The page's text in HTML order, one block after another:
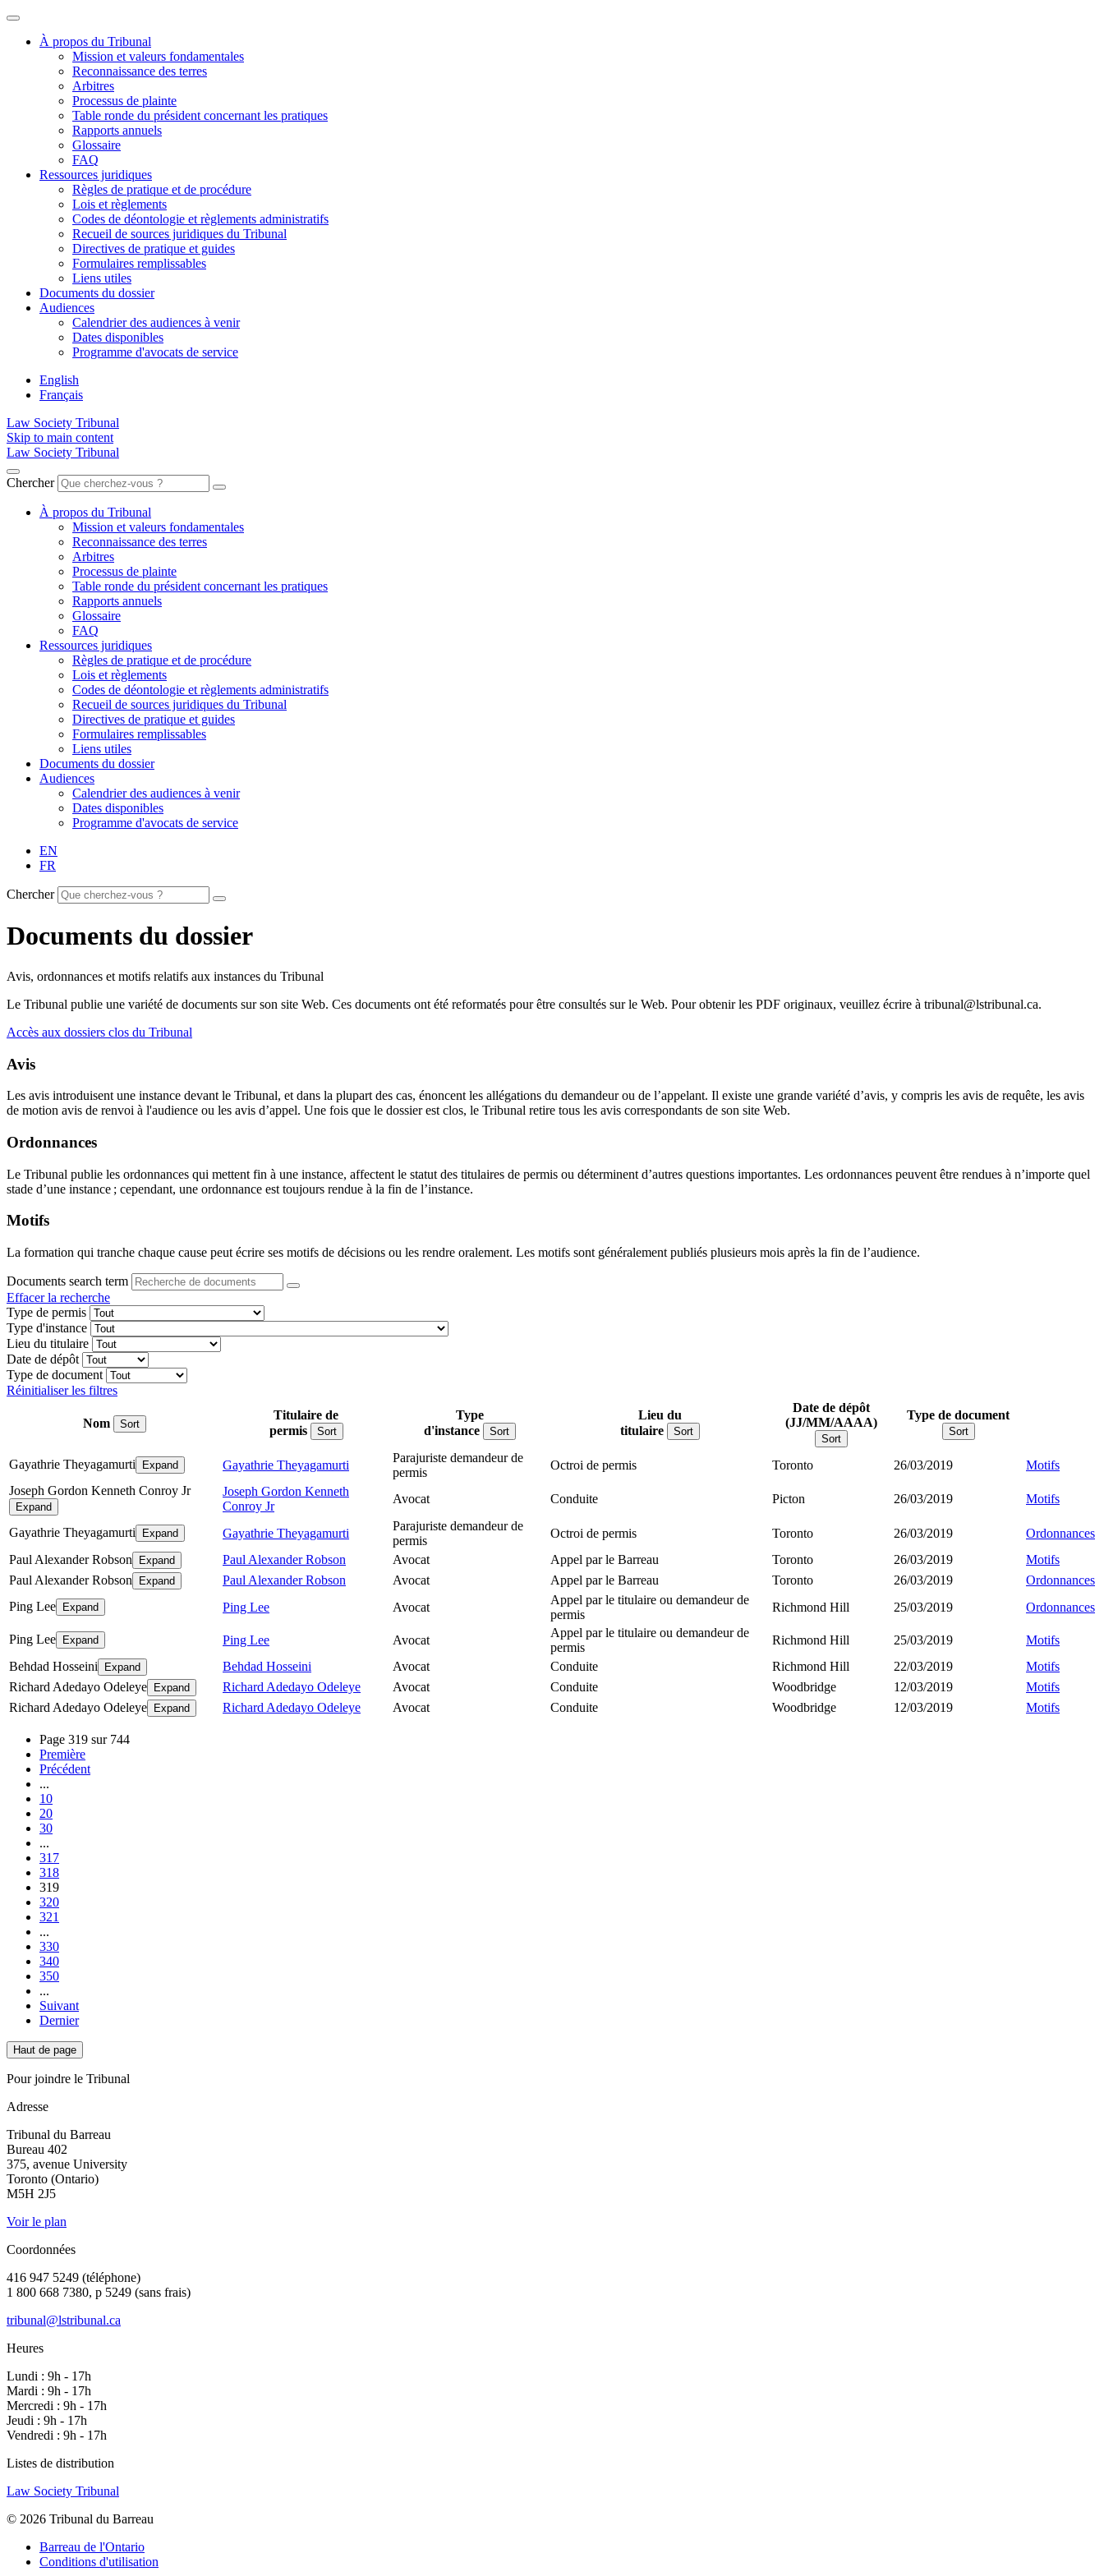
À propos du Tribunal
Mission et valeurs fondamentales
Reconnaissance des terres
Arbitres
Processus de plainte
Table ronde du président concernant les pratiques
Rapports annuels
Glossaire
FAQ
Ressources juridiques
Règles de pratique et de procédure
Lois et règlements
Codes de déontologie et règlements administratifs
Recueil de sources juridiques du Tribunal
Directives de pratique et guides
Formulaires remplissables
Liens utiles
Documents du dossier
Audiences
Calendrier des audiences à venir
Dates disponibles
Programme d'avocats de service
English
Français
Law Society Tribunal
Skip to main content
Law Society Tribunal
Chercher
À propos du Tribunal
Mission et valeurs fondamentales
Reconnaissance des terres
Arbitres
Processus de plainte
Table ronde du président concernant les pratiques
Rapports annuels
Glossaire
FAQ
Ressources juridiques
Règles de pratique et de procédure
Lois et règlements
Codes de déontologie et règlements administratifs
Recueil de sources juridiques du Tribunal
Directives de pratique et guides
Formulaires remplissables
Liens utiles
Documents du dossier
Audiences
Calendrier des audiences à venir
Dates disponibles
Programme d'avocats de service
EN
FR
Chercher
Documents du dossier
Avis, ordonnances et motifs relatifs aux instances du Tribunal
Le Tribunal publie une variété de documents sur son site Web. Ces documents ont été reformatés pour être consultés sur le Web. Pour obtenir les PDF originaux, veuillez écrire à tribunal@lstribunal.ca.
Accès aux dossiers clos du Tribunal
Avis
Les avis introduisent une instance devant le Tribunal, et dans la plupart des cas, énoncent les allégations du demandeur ou de l’appelant. Il existe une grande variété d’avis, y compris les avis de requête, les avis
de motion avis de renvoi à l'audience ou les avis d’appel. Une fois que le dossier est clos, le Tribunal retire tous les avis correspondants de son site Web.
Ordonnances
Le Tribunal publie les ordonnances qui mettent fin à une instance, affectent le statut des titulaires de permis ou déterminent d’autres questions importantes. Les ordonnances peuvent être rendues à n’importe quel
stade d’une instance ; cependant, une ordonnance est toujours rendue à la fin de l’instance.
Motifs
La formation qui tranche chaque cause peut écrire ses motifs de décisions ou les rendre oralement. Les motifs sont généralement publiés plusieurs mois après la fin de l’audience.
Documents search term
Effacer la recherche
Type de permis
Type d'instance
Lieu du titulaire
Date de dépôt
Type de document
Réinitialiser les filtres
Nom Sort
Titulaire de
permis
Sort
Type
d'instance
Sort
Lieu du
titulaire
Sort
Date de dépôt
(JJ/MM/AAAA)
Sort
Type de document
Sort
Gayathrie Theyagamurti Expand Gayathrie Theyagamurti
Parajuriste demandeur de
permis
Octroi de permis Toronto 26/03/2019
Motifs
Joseph Gordon Kenneth Conroy Jr
Expand
Joseph Gordon Kenneth
Conroy Jr
Avocat Conduite Picton 26/03/2019 Motifs
Gayathrie Theyagamurti Expand Gayathrie Theyagamurti
Parajuriste demandeur de
permis
Octroi de permis Toronto 26/03/2019
Ordonnances
Paul Alexander Robson
Expand Paul Alexander Robson Avocat Appel par le Barreau Toronto 26/03/2019
Motifs
Paul Alexander Robson
Expand Paul Alexander Robson Avocat Appel par le Barreau Toronto 26/03/2019
Ordonnances
Ping Lee
Expand Ping Lee Avocat
Appel par le titulaire ou demandeur de
permis
Richmond Hill 25/03/2019 Ordonnances
Ping Lee Expand Ping Lee Avocat
Appel par le titulaire ou demandeur de
permis
Richmond Hill 25/03/2019
Motifs
Behdad Hosseini
Expand Behdad Hosseini Avocat Conduite Richmond Hill 22/03/2019
Motifs
Richard Adedayo Odeleye
Expand Richard Adedayo Odeleye Avocat Conduite Woodbridge 12/03/2019
Motifs
Richard Adedayo Odeleye
Expand Richard Adedayo Odeleye Avocat Conduite Woodbridge 12/03/2019 Motifs
Page 319 sur 744
Première
Précédent
...
10
20
30
...
317
318
319
320
321
...
330
340
350
...
Suivant
Dernier
Haut de page
Pour joindre le Tribunal
Adresse
Tribunal du Barreau
Bureau 402
375, avenue University
Toronto (Ontario)
M5H 2J5
Voir le plan
Coordonnées
416 947 5249 (téléphone)
1 800 668 7380, p 5249 (sans frais)
tribunal@lstribunal.ca
Heures
Lundi : 9h - 17h
Mardi : 9h - 17h
Mercredi : 9h - 17h
Jeudi : 9h - 17h
Vendredi : 9h - 17h
Listes de distribution
Law Society Tribunal
© 2026 Tribunal du Barreau
Barreau de l'Ontario
Conditions d'utilisation